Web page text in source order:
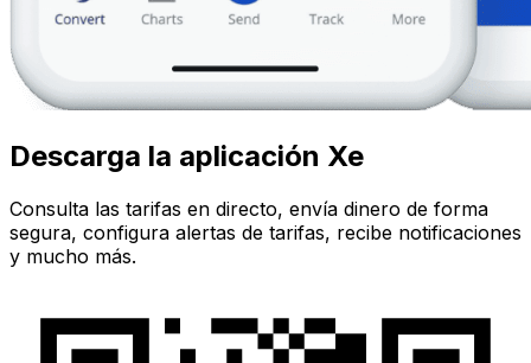
Descarga la aplicación Xe
Consulta las tarifas en directo, envía dinero de forma
segura, configura alertas de tarifas, recibe notificaciones
y mucho más.